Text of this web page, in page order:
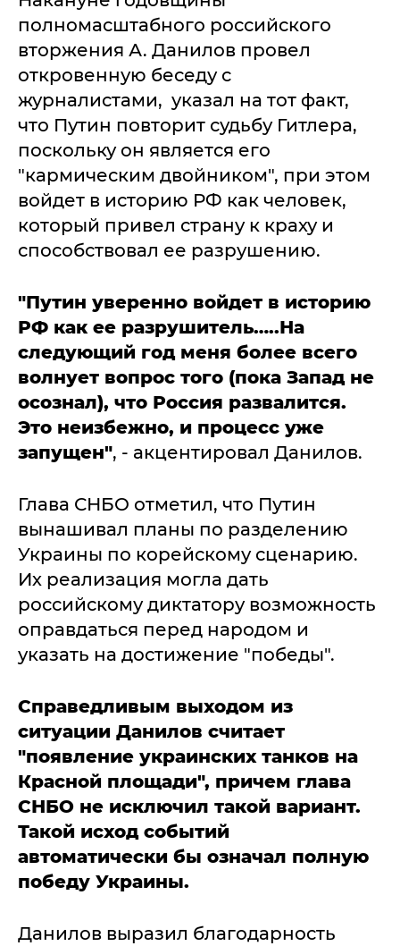
полномасштабного российского
вторжения А. Данилов провел
откровенную беседу с
журналистами, указал на тот факт,
что Путин повторит судьбу Гитлера,
поскольку он является его
"кармическим двойником", при этом
войдет в историю РФ как человек,
который привел страну к краху и
способствовал ее разрушению.
"Путин уверенно войдет в историю
РФ как ее разрушитель…..На
следующий год меня более всего
волнует вопрос того (пока Запад не
осознал), что Россия развалится.
Это неизбежно, и процесс уже
запущен", - акцентировал Данилов.
Глава СНБО отметил, что Путин
вынашивал планы по разделению
Украины по корейскому сценарию.
Их реализация могла дать
российскому диктатору возможность
оправдаться перед народом и
указать на достижение "победы".
Справедливым выходом из
ситуации Данилов считает
"появление украинских танков на
Красной площади", причем глава
СНБО не исключил такой вариант.
Такой исход событий
автоматически бы означал полную
победу Украины.
Данилов выразил благодарность